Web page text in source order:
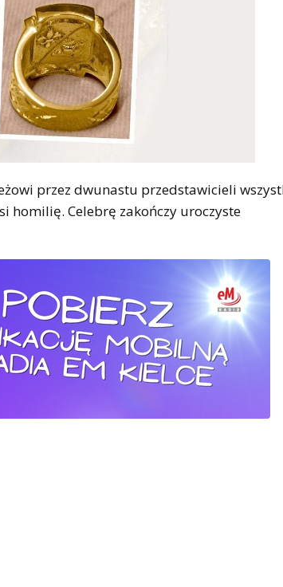
przez dwunastu przedstawicieli
homilię. Celebrę zakończy uroczyste